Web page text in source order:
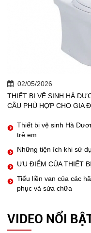
02/05/2026
THIẾT BỊ VỆ SINH HÀ
CẦU PHÙ HỢP CHO GIA
Thiết bị vệ sinh Hà
trẻ em
Những tiện ích khi sử
ƯU ĐIỂM CỦA THIẾT
Tiểu liền van của các
phục và sửa chữa
VIDEO NỔI